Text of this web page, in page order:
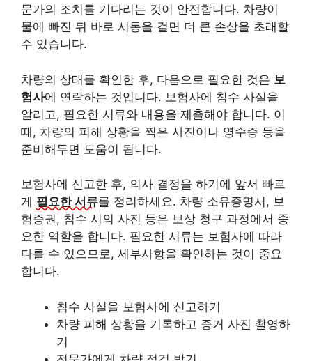
문가의 조치를 기다리는 것이 안전합니다. 차량이
물에 빠진 뒤 바로 시동을 걸면 더 큰 손상을 초래할
수 있습니다.
차량의 상태를 확인한 후, 다음으로 필요한 것은 보
험사에 연락하는 것입니다. 보험사에 침수 사실을
알리고, 필요한 서류와 내용을 제출해야 합니다. 이
때, 차량의 피해 상황을 찍은 사진이나 영수증 등을
준비해두면 도움이 됩니다.
보험사에 신고한 후, 의사 결정을 하기에 앞서 빠르
게 필요한 서류를 정리하세요. 차량 소유증명서, 보
험증권, 침수 시의 사진 등은 보상 청구 과정에서 중
요한 역할을 합니다. 필요한 서류는 보험사에 따라
다를 수 있으므로, 세부사항을 확인하는 것이 중요
합니다.
침수 사실을 보험사에 신고하기
차량 피해 상황을 기록하고 증거 사진 촬영하
기